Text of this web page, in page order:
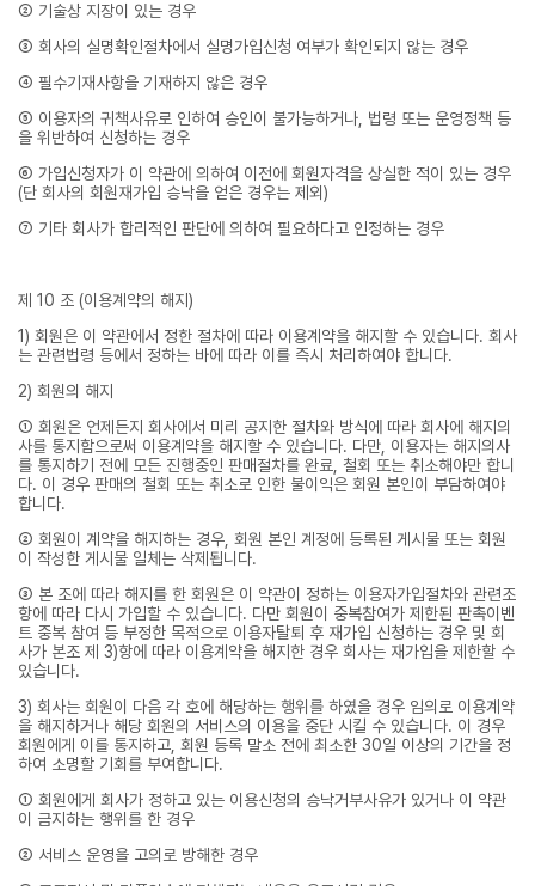
② 기술상 지장이 있는 경우
③ 회사의 실명확인절차에서 실명가입신청 여부가 확인되지 않는 경우
④ 필수기재사항을 기재하지 않은 경우
⑤ 이용자의 귀책사유로 인하여 승인이 불가능하거나, 법령 또는 운영정책 등
을 위반하여 신청하는 경우
⑥ 가입신청자가 이 약관에 의하여 이전에 회원자격을 상실한 적이 있는 경우
(단 회사의 회원재가입 승낙을 얻은 경우는 제외)
⑦ 기타 회사가 합리적인 판단에 의하여 필요하다고 인정하는 경우
제 10 조 (이용계약의 해지)
1) 회원은 이 약관에서 정한 절차에 따라 이용계약을 해지할 수 있습니다. 회사
는 관련법령 등에서 정하는 바에 따라 이를 즉시 처리하여야 합니다.
2) 회원의 해지
① 회원은 언제든지 회사에서 미리 공지한 절차와 방식에 따라 회사에 해지의
사를 통지함으로써 이용계약을 해지할 수 있습니다. 다만, 이용자는 해지의사
를 통지하기 전에 모든 진행중인 판매절차를 완료, 철회 또는 취소해야만 합니
다. 이 경우 판매의 철회 또는 취소로 인한 불이익은 회원 본인이 부담하여야
합니다.
② 회원이 계약을 해지하는 경우, 회원 본인 계정에 등록된 게시물 또는 회원
이 작성한 게시물 일체는 삭제됩니다.
③ 본 조에 따라 해지를 한 회원은 이 약관이 정하는 이용자가입절차와 관련조
항에 따라 다시 가입할 수 있습니다. 다만 회원이 중복참여가 제한된 판촉이벤
트 중복 참여 등 부정한 목적으로 이용자탈퇴 후 재가입 신청하는 경우 및 회
사가 본조 제 3)항에 따라 이용계약을 해지한 경우 회사는 재가입을 제한할 수
있습니다.
3) 회사는 회원이 다음 각 호에 해당하는 행위를 하였을 경우 임의로 이용계약
을 해지하거나 해당 회원의 서비스의 이용을 중단 시킬 수 있습니다. 이 경우
회원에게 이를 통지하고, 회원 등록 말소 전에 최소한 30일 이상의 기간을 정
하여 소명할 기회를 부여합니다.
① 회원에게 회사가 정하고 있는 이용신청의 승낙거부사유가 있거나 이 약관
이 금지하는 행위를 한 경우
② 서비스 운영을 고의로 방해한 경우